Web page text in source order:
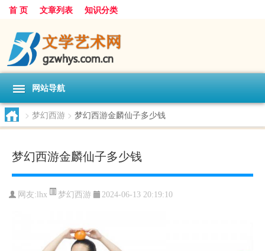
首 页 文章列表 知识分类
网站导航
> 梦幻西游 > 梦幻西游金麟仙子多少钱
梦幻西游金麟仙子多少钱
网友: lhx 梦幻西游 2024-06-13 20:19:10